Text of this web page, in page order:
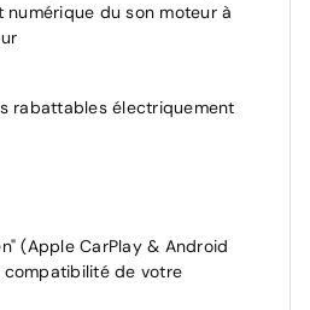
du son moteur à
rabattables électriquement
chauffants électriques
4 voies
en hauteur
(Apple CarPlay & Android
compatibilité de votre